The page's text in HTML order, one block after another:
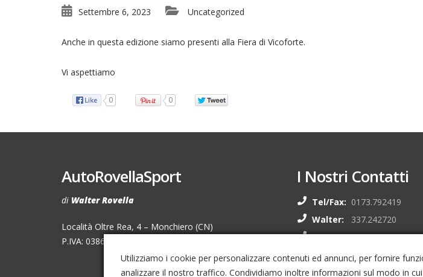
Settembre 6, 2023 Uncategorized
Anche in questa edizione siamo presenti alla Fiera di Vicoforte.
Vi aspettiamo
0 0
AutoRovellaSport
di Walter Rovella
Località Oltre Rea, 4 – Monchiero (CN)
P.IVA: 0386120040
I Nostri Contatti
Tel/Fax: 0173.792419
Walter:
337.242720
Bruno:
335.236295
Email:
Utilizziamo i cookie per personalizzare contenuti ed annunci, per fornire
analizzare il nostro traffico. Condividiamo inoltre informazioni sul modo in